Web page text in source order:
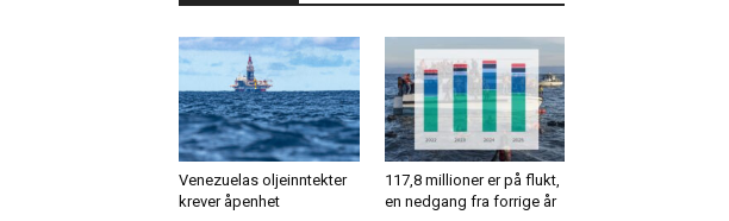
Venezuelas oljeinntekter
krever åpenhet
117,8 millioner er på flukt,
en nedgang fra forrige år